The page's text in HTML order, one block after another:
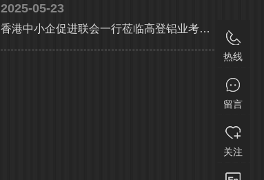
2025-05-23
香港中小企促进联会一行莅临高登铝业考察交流，共探合作发展新机遇及产业升级新路径
热线
留言
关注